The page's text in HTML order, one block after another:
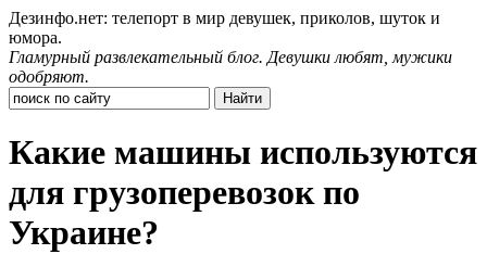
Дезинфо.нет: телепорт в мир девушек, приколов, шуток и
юмора.
Гламурный развлекательный блог. Девушки любят, мужики
одобряют.
Какие машины используются
для грузоперевозок по
Украине?